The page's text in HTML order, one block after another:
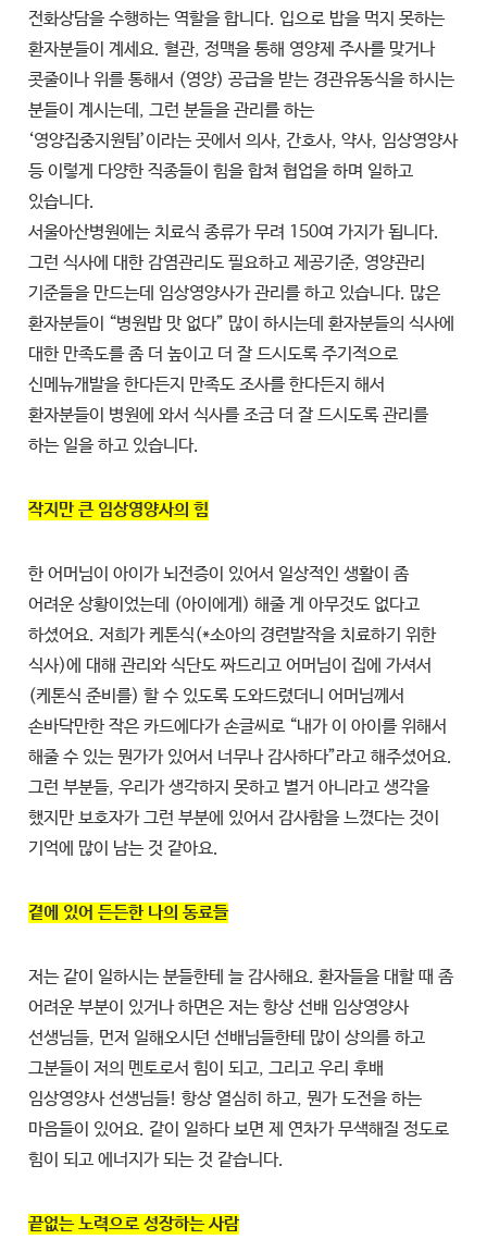
전화상담을 수행하는 역할을 합니다. 입으로 밥을 먹지 못하는
환자분들이 계세요. 혈관, 정맥을 통해 영양제 주사를 맞거나
콧줄이나 위를 통해서 (영양) 공급을 받는 경관유동식을 하시는
분들이 계시는데, 그런 분들을 관리를 하는
‘영양집중지원팀’이라는 곳에서 의사, 간호사, 약사, 임상영양사
등 이렇게 다양한 직종들이 힘을 합쳐 협업을 하며 일하고
있습니다.
서울아산병원에는 치료식 종류가 무려 150여 가지가 됩니다.
그런 식사에 대한 감염관리도 필요하고 제공기준, 영양관리
기준들을 만드는데 임상영양사가 관리를 하고 있습니다. 많은
환자분들이 “병원밥 맛 없다” 많이 하시는데 환자분들의 식사에
대한 만족도를 좀 더 높이고 더 잘 드시도록 주기적으로
신메뉴개발을 한다든지 만족도 조사를 한다든지 해서
환자분들이 병원에 와서 식사를 조금 더 잘 드시도록 관리를
하는 일을 하고 있습니다.
작지만 큰 임상영양사의 힘
한 어머님이 아이가 뇌전증이 있어서 일상적인 생활이 좀
어려운 상황이었는데 (아이에게) 해줄 게 아무것도 없다고
하셨어요. 저희가 케톤식(*소아의 경련발작을 치료하기 위한
식사)에 대해 관리와 식단도 짜드리고 어머님이 집에 가셔서
(케톤식 준비를) 할 수 있도록 도와드렸더니 어머님께서
손바닥만한 작은 카드에다가 손글씨로 “내가 이 아이를 위해서
해줄 수 있는 뭔가가 있어서 너무나 감사하다”라고 해주셨어요.
그런 부분들, 우리가 생각하지 못하고 별거 아니라고 생각을
했지만 보호자가 그런 부분에 있어서 감사함을 느꼈다는 것이
기억에 많이 남는 것 같아요.
곁에 있어 든든한 나의 동료들
저는 같이 일하시는 분들한테 늘 감사해요. 환자들을 대할 때 좀
어려운 부분이 있거나 하면은 저는 항상 선배 임상영양사
선생님들, 먼저 일해오시던 선배님들한테 많이 상의를 하고
그분들이 저의 멘토로서 힘이 되고, 그리고 우리 후배
임상영양사 선생님들! 항상 열심히 하고, 뭔가 도전을 하는
마음들이 있어요. 같이 일하다 보면 제 연차가 무색해질 정도로
힘이 되고 에너지가 되는 것 같습니다.
끝없는 노력으로 성장하는 사람